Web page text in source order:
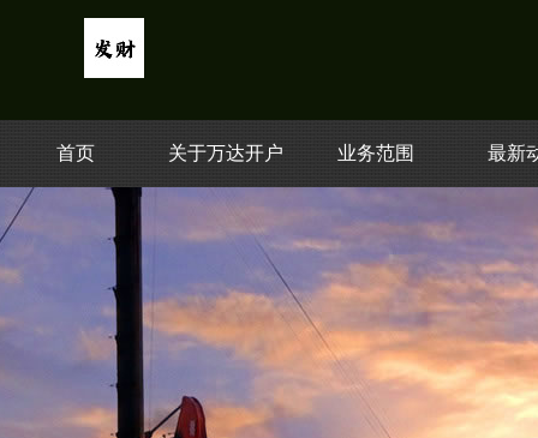
首页 关于万达开户 业务范围 最新